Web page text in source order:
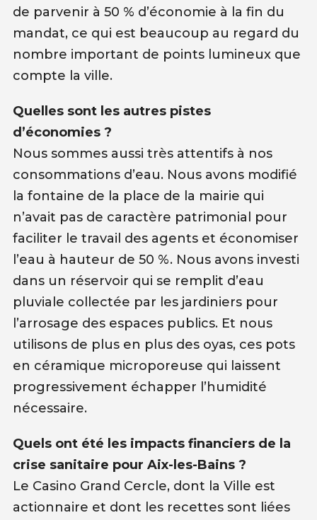
de parvenir à 50 % d’économie à la fin du
mandat, ce qui est beaucoup au regard du
nombre important de points lumineux que
compte la ville.
Quelles sont les autres pistes
d’économies ?
Nous sommes aussi très attentifs à nos
consommations d’eau. Nous avons modifié
la fontaine de la place de la mairie qui
n’avait pas de caractère patrimonial pour
faciliter le travail des agents et économiser
l’eau à hauteur de 50 %. Nous avons investi
dans un réservoir qui se remplit d’eau
pluviale collectée par les jardiniers pour
l’arrosage des espaces publics. Et nous
utilisons de plus en plus des oyas, ces pots
en céramique microporeuse qui laissent
progressivement échapper l’humidité
nécessaire.
Quels ont été les impacts financiers de la
crise sanitaire pour Aix-les-Bains ?
Le Casino Grand Cercle, dont la Ville est
actionnaire et dont les recettes sont liées